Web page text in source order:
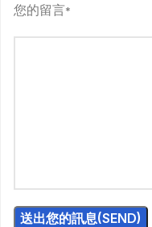
您的留言*